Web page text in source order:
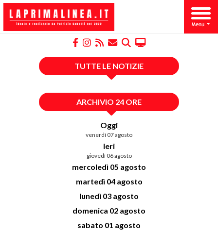
TUTTE LE NOTIZIE
ARCHIVIO 24 ORE
Oggi
venerdì 07 agosto
Ieri
giovedì 06 agosto
mercoledì 05 agosto
martedì 04 agosto
lunedì 03 agosto
domenica 02 agosto
sabato 01 agosto